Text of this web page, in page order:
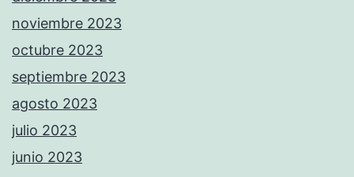
noviembre 2023
octubre 2023
septiembre 2023
agosto 2023
julio 2023
junio 2023